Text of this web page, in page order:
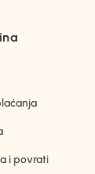
i povrati